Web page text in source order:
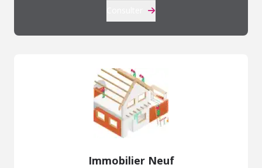
Immobilier Neuf